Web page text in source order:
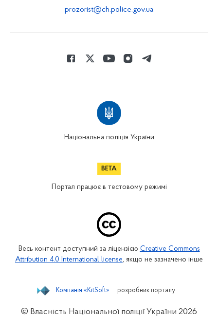
prozorist@ch.police.gov.ua
Національна поліція України
Портал працює в тестовому режимі
Весь контент доступний за ліцензією Creative Commons
Attribution 4.0 International license, якщо не зазначено інше
© Власність Національної поліції України 2026
Компанія «KitSoft» — розробник порталу